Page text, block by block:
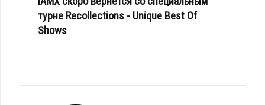
турне Recollections - Unique Best Of
Shows